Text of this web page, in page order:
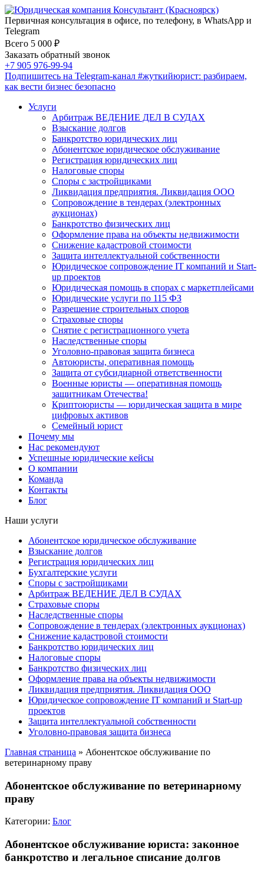
Первичная консультация в офисе, по телефону, в WhatsApp и
Telegram
Всего 5 000 ₽
Заказать обратный звонок
+7 905 976-99-94
Подпишитесь на Telegram-канал #жуткийюрист: разбираем,
как вести бизнес безопасно
Услуги
Арбитраж ВЕДЕНИЕ ДЕЛ В СУДАХ
Взыскание долгов
Банкротство юридических лиц
Абонентское юридическое обслуживание
Регистрация юридических лиц
Налоговые споры
Споры с застройщиками
Ликвидация предприятия. Ликвидация ООО
Сопровождение в тендерах (электронных
аукционах)
Банкротство физических лиц
Оформление права на объекты недвижимости
Снижение кадастровой стоимости
Защита интеллектуальной собственности
Юридическое сопровождение IT компаний и Start-
up проектов
Юридическая помощь в спорах с маркетплейсами
Юридические услуги по 115 ФЗ
Разрешение строительных споров
Страховые споры
Снятие с регистрационного учета
Наследственные споры
Уголовно-правовая защита бизнеса
Автоюристы, оперативная помощь
Защита от субсидиарной ответственности
Военные юристы — оперативная помощь
защитникам Отечества!
Криптоюристы — юридическая защита в мире
цифровых активов
Семейный юрист
Почему мы
Нас рекомендуют
Успешные юридические кейсы
О компании
Команда
Контакты
Блог
Наши услуги
Абонентское юридическое обслуживание
Взыскание долгов
Регистрация юридических лиц
Бухгалтерские услуги
Споры с застройщиками
Арбитраж ВЕДЕНИЕ ДЕЛ В СУДАХ
Страховые споры
Наследственные споры
Сопровождение в тендерах (электронных аукционах)
Снижение кадастровой стоимости
Банкротство юридических лиц
Налоговые споры
Банкротство физических лиц
Оформление права на объекты недвижимости
Ликвидация предприятия. Ликвидация ООО
Юридическое сопровождение IT компаний и Start-up
проектов
Защита интеллектуальной собственности
Уголовно-правовая защита бизнеса
Главная страница » Абонентское обслуживание по
ветеринарному праву
Абонентское обслуживание по ветеринарному
праву
Категории: Блог
Абонентское обслуживание юриста: законное
банкротство и легальное списание долгов